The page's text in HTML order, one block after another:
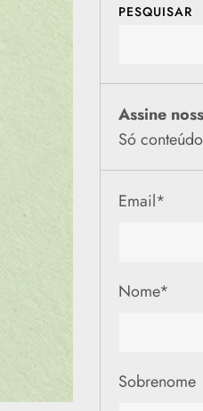
PESQUISAR
Assine
Só
Email*
Nome*
Sobrenome